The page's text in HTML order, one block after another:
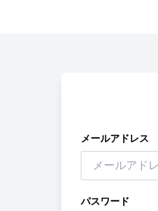
メールアドレス
パスワード